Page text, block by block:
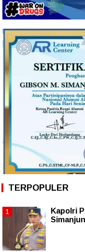
TERPOPULER
Kapolri